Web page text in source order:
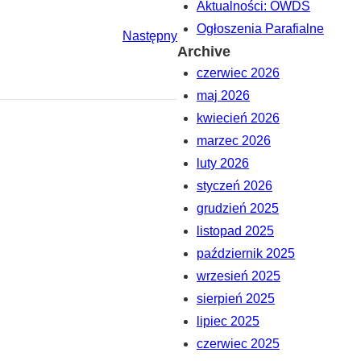
Następny
Aktualności: OWDS
Ogłoszenia Parafialne
Archive
czerwiec 2026
maj 2026
kwiecień 2026
marzec 2026
luty 2026
styczeń 2026
grudzień 2025
listopad 2025
październik 2025
wrzesień 2025
sierpień 2025
lipiec 2025
czerwiec 2025